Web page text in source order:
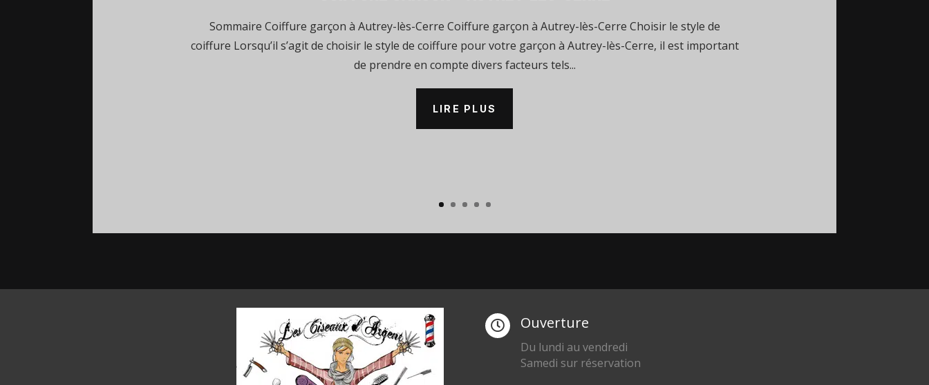
Sommaire Coiffure garçon à Autrey-lès-Cerre Coiffure garçon à Autrey-lès-Cerre Choisir le style de
coiffure Lorsqu’il s’agit de choisir le style de coiffure pour votre garçon à Autrey-lès-Cerre, il est important
de prendre en compte divers facteurs tels...
LIRE PLUS
 Ouverture
Du lundi au vendredi
Samedi sur réservation